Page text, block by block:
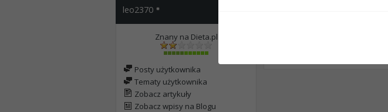
leo2370
Znany na Dieta.pl
Posty użytkownika
Tematy użytkownika
Zobacz artykuły
Zobacz wpisy na Blogu